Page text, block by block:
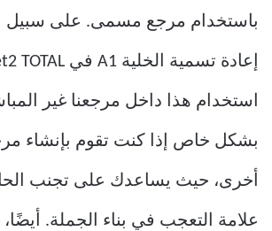
باستخدام مرجع مسمى. على سبيل
استخدام هذا داخل مرجعنا غير
بشكل خاص إذا كنت تقوم بإنشاء
أخرى، حيث يساعدك على تجنب
علامة التعجب في بناء الجملة. أيضًا،